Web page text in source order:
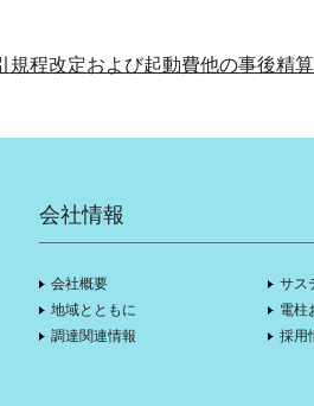
程改定および起動費他の事後精
会社情報
会社概要 サス
地域とともに
電柱
調達関連情報
採用